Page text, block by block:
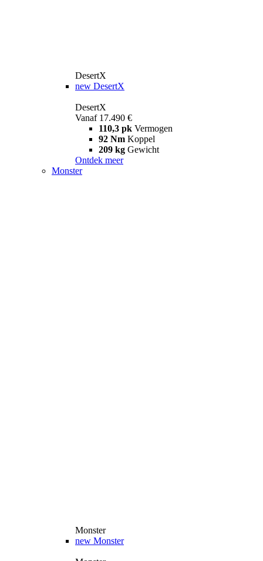
DesertX
new DesertX
DesertX
Vanaf 17.490 €
110,3 pk Vermogen
92 Nm Koppel
209 kg Gewicht
Ontdek meer
Monster
Monster
new Monster